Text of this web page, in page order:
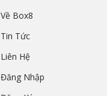
Về Box8
Tin Tức
Liên Hệ
Đăng Nhập